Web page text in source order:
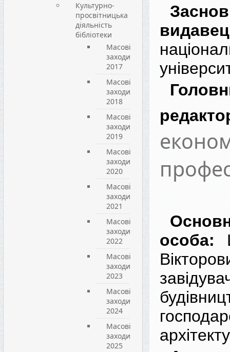
Культурно-
просвітницька
діяльність
бібліотеки
Масові
заходи
2017
Масові
заходи
2018
Масові
заходи
2019
Масові
заходи
2020
Масові
заходи
2021
Масові
заходи
2022
Масові
заходи
2023
Масові
заходи
2024
Масові
заходи
2025
особа: